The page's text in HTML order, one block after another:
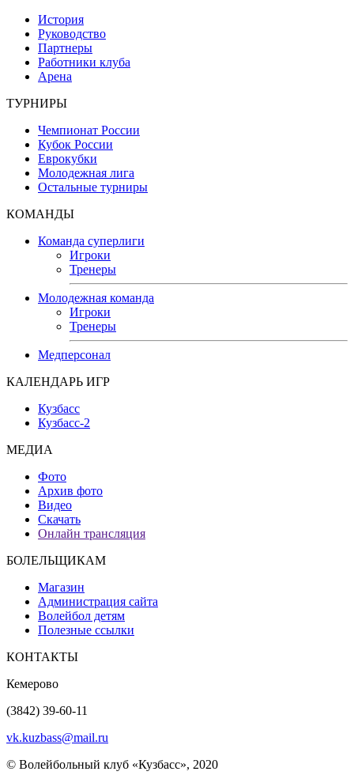
История
Руководство
Партнеры
Работники клуба
Арена
ТУРНИРЫ
Чемпионат России
Кубок России
Еврокубки
Молодежная лига
Остальные турниры
КОМАНДЫ
Команда суперлиги
Игроки
Тренеры
Молодежная команда
Игроки
Тренеры
Медперсонал
КАЛЕНДАРЬ ИГР
Кузбасс
Кузбасс-2
МЕДИА
Фото
Архив фото
Видео
Скачать
Онлайн трансляция
БОЛЕЛЬЩИКАМ
Магазин
Администрация сайта
Волейбол детям
Полезные ссылки
КОНТАКТЫ
Кемерово
(3842) 39-60-11
vk.kuzbass@mail.ru
© Волейбольный клуб «Кузбасс», 2020